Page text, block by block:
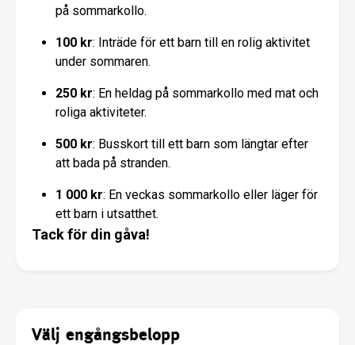
på sommarkollo.
100 kr: Inträde för ett barn till en rolig aktivitet
under sommaren.
250 kr: En heldag på sommarkollo med mat och
roliga aktiviteter.
500 kr: Busskort till ett barn som längtar efter
att bada på stranden.
1 000 kr: En veckas sommarkollo eller läger för
ett barn i utsatthet.
Tack för din gåva!
Välj engångsbelopp